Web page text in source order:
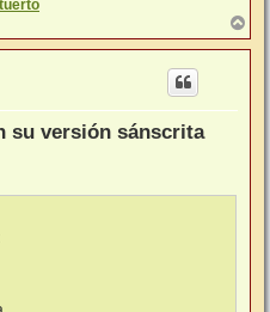
r
r
su versión sánscrita